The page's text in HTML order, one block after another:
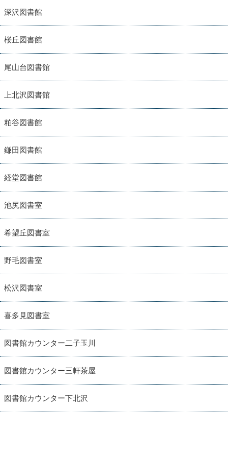
深沢図書館
桜丘図書館
尾山台図書館
上北沢図書館
粕谷図書館
鎌田図書館
経堂図書館
池尻図書室
希望丘図書室
野毛図書室
松沢図書室
喜多見図書室
図書館カウンター二子玉川
図書館カウンター三軒茶屋
図書館カウンター下北沢